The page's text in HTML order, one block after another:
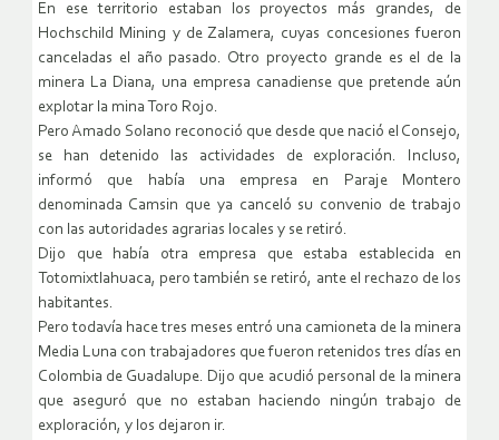
En ese territorio estaban los proyectos más grandes, de
Hochschild Mining y de Zalamera, cuyas concesiones fueron
canceladas el año pasado. Otro proyecto grande es el de la
minera La Diana, una empresa canadiense que pretende aún
explotar la mina Toro Rojo.
Pero Amado Solano reconoció que desde que nació el Consejo,
se han detenido las actividades de exploración. Incluso,
informó que había una empresa en Paraje Montero
denominada Camsin que ya canceló su convenio de trabajo
con las autoridades agrarias locales y se retiró.
Dijo que había otra empresa que estaba establecida en
Totomixtlahuaca, pero también se retiró, ante el rechazo de los
habitantes.
Pero todavía hace tres meses entró una camioneta de la minera
Media Luna con trabajadores que fueron retenidos tres días en
Colombia de Guadalupe. Dijo que acudió personal de la minera
que aseguró que no estaban haciendo ningún trabajo de
exploración, y los dejaron ir.